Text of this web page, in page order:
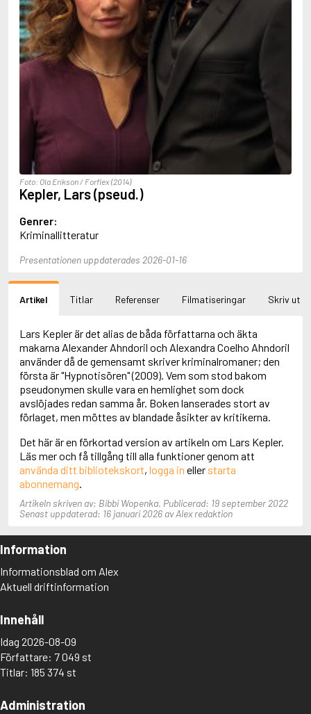
Abrahamson, Emmy
Abse, Dannie
Abu-Jaber, Diana
Abulhawa, Susan
Aburas, Lone
Achebe, Chinua
Achmatova, Anna
Ackebo, Lena
Acker, Kathy
Ackroyd, Peter
Adam de la Halle
Adamov, Arthur
Adams, Douglas
Adams, Herbert
Adams, Jane
Adams, Richard
Adbåge, Emma
Adbåge, Lisen
Adichie, Chimamanda Ngozi
Adiga, Aravind
Adnan, Etel
Adolfsson, Eva
Adolfsson, Evert
Adolfsson, Gunnar
Adolfsson, Josefine
Adolfsson, Maria
Adolphsen, Peter
Foto: Ola Erikson / Forflex (2014)
Kepler, Lars (pseud.)
Genrer:
Kriminallitteratur
Presentationen uppdaterades 2026-01-16
Artikel Titlar Referenser Filmatiseringar Skriv ut
Lars Kepler är det alias de båda författarna och äkta
makarna Alexander Ahndoril och Alexandra Coelho Ahndoril
använder då de gemensamt skriver kriminalromaner; den
första är "Hypnotisören" (2009). Vem som stod bakom
pseudonymen skulle vara en hemlighet som dock
avslöjades redan samma år. Boken lanserades stort av
förlaget, men möttes av blandade åsikter av kritikerna.
Det här är en förkortad version av artikeln om Lars Kepler.
Läs mer och få tillgång till alla funktioner genom att
använda ditt bibliotekskort, logga in eller starta
abonnemang
Artikeln skriven av: Bibbi Wopenka. Publicerad: 19 september 2022
Senast uppdaterad: 16 januari 2026 av Alex redaktion
Information
Informationsblad om Alex
Aktuell driftinformation
Innehåll
Idag 2026-08-09
Författare: 7 049 st
Titlar: 185 374 st
Administration